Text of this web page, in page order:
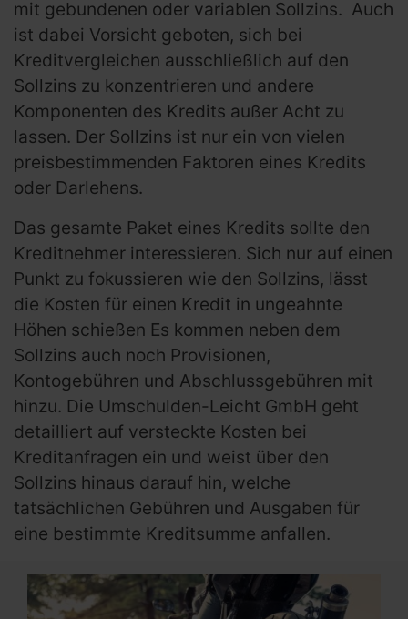
mit gebundenen oder variablen Sollzins. Auch
ist dabei Vorsicht geboten, sich bei
Kreditvergleichen ausschließlich auf den
Sollzins zu konzentrieren und andere
Komponenten des Kredits außer Acht zu
lassen. Der Sollzins ist nur ein von vielen
preisbestimmenden Faktoren eines Kredits
oder Darlehens.
Das gesamte Paket eines Kredits sollte den
Kreditnehmer interessieren. Sich nur auf einen
Punkt zu fokussieren wie den Sollzins, lässt
die Kosten für einen Kredit in ungeahnte
Höhen schießen Es kommen neben dem
Sollzins auch noch Provisionen,
Kontogebühren und Abschlussgebühren mit
hinzu. Die Umschulden-Leicht GmbH geht
detailliert auf versteckte Kosten bei
Kreditanfragen ein und weist über den
Sollzins hinaus darauf hin, welche
tatsächlichen Gebühren und Ausgaben für
eine bestimmte Kreditsumme anfallen.